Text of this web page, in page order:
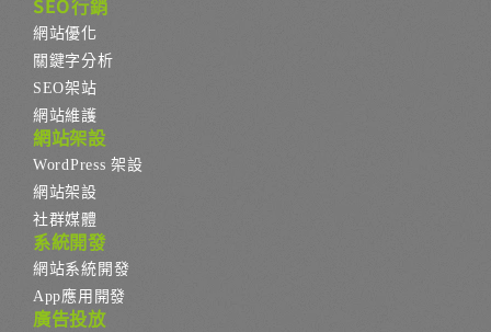
網站優化
關鍵字分析
SEO架站
網站維護
網站架設
WordPress 架設
網站架設
社群媒體
系統開發
網站系統開發
App應用開發
廣告投放